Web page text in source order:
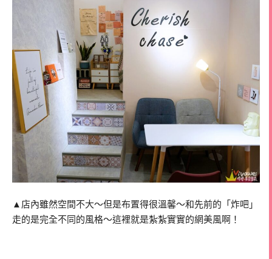
▲店內雖然空間不大～但是布置得很溫馨～和先前的「炸吧」
走的是完全不同的風格～這裡就是紮紮實實的網美風啊！